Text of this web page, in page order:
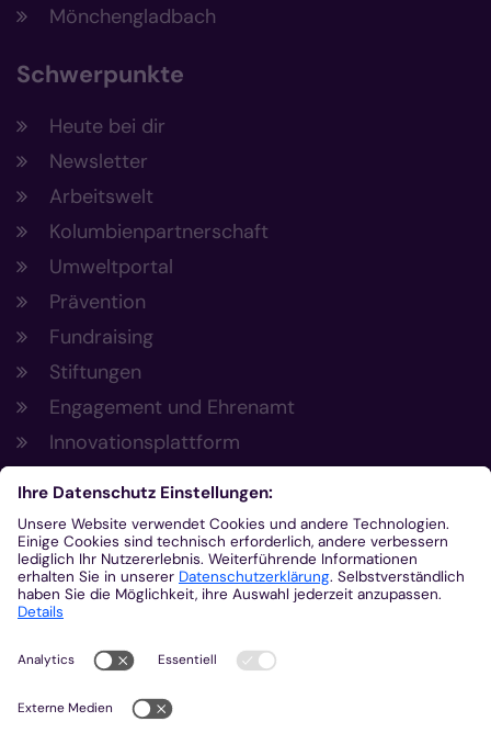
Mönchengladbach
Schwerpunkte
Heute bei dir
Newsletter
Arbeitswelt
Kolumbienpartnerschaft
Umweltportal
Prävention
Fundraising
Stiftungen
Engagement und Ehrenamt
Innovationsplattform
Aus der Plattform
Nachrichten
Veranstaltungen
Gottesdienste
Stellenangebote
Kirchenzeitung
Amtsblatt (Kirchlicher Anzeiger)